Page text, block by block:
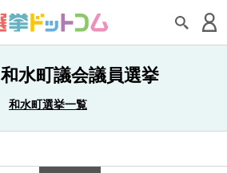
和水町議会議員選挙
和水町選挙一覧